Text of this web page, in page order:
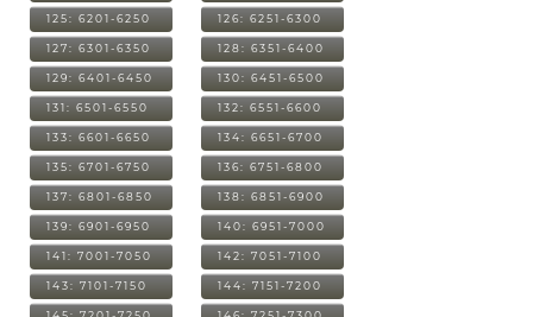
125: 6201-6250 126: 6251-6300
127: 6301-6350 128: 6351-6400
129: 6401-6450 130: 6451-6500
131: 6501-6550 132: 6551-6600
133: 6601-6650 134: 6651-6700
135: 6701-6750 136: 6751-6800
137: 6801-6850 138: 6851-6900
139: 6901-6950 140: 6951-7000
141: 7001-7050 142: 7051-7100
143: 7101-7150 144: 7151-7200